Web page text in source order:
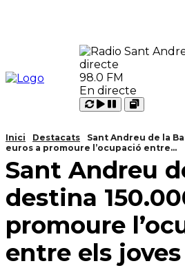
98.0 FM
En directe
Carregant
Reproduir
Pausar
Open
Inici Destacats
Sant Andreu de la
euros a promoure l’ocupació entre...
Sant Andreu
destina
promoure
entre els joves